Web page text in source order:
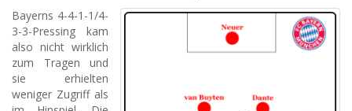
Bayerns 4-4-1-1/4-
3-3-Pressing kam
also nicht wirklich
zum Tragen und
sie erhielten
weniger Zugriff als